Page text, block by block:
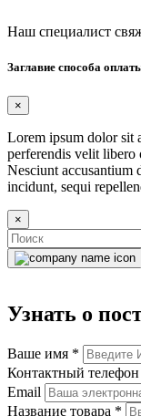
Наш специалист
Заглавие способа
×
Lorem ipsum dolor sit
perferendis velit libero
Nesciunt accusantium
incidunt, sequi
×
Узнать о
Ваше имя *
Контактный телефон
Email
Название товара *